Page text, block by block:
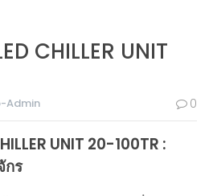
CHILLER UNIT
Admin 0
UNIT 20-100TR :
กร